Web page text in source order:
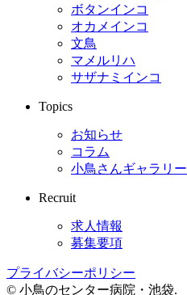
ボタンインコ
オカメインコ
文鳥
マメルリハ
サザナミインコ
Topics
お知らせ
コラム
小鳥さんギャラリー
Recruit
求人情報
募集要項
プライバシーポリシー
© 小鳥のセンター病院・池袋.